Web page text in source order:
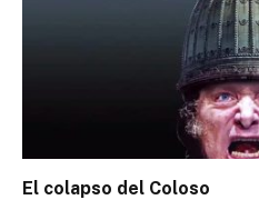
El colapso del Coloso